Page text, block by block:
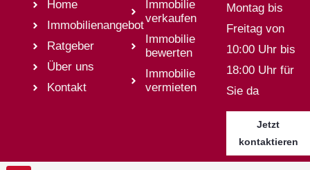
Home
Immobilienangebot
Ratgeber
Über uns
Kontakt
Immobilie
verkaufen
Immobilie
bewerten
Immobilie
vermieten
Montag bis
Freitag von
10:00 Uhr bis
18:00 Uhr für
Sie da
Jetzt
kontaktieren